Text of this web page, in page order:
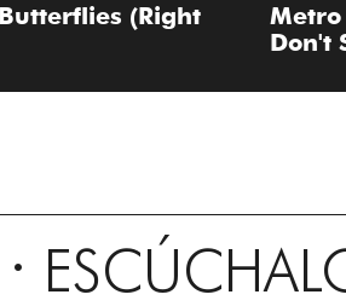
(Right
Metro
Don't